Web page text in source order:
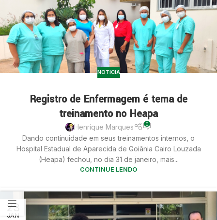
NOTICIA
Registro de Enfermagem é tema de
treinamento no Heapa
Henrique Marques 0
Dando continuidade em seus treinamentos internos, o
Hospital Estadual de Aparecida de Goiânia Cairo Louzada
(Heapa) fechou, no dia 31 de janeiro, mais...
CONTINUE LENDO
23
JAN